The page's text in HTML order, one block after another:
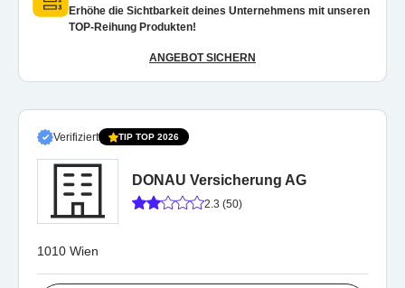
Erhöhe die Sichtbarkeit deines Unternehmens mit unseren
TOP-Reihung Produkten!
ANGEBOT SICHERN
Verifiziert TIP TOP 2026
DONAU Versicherung AG
2.3 (50)
1010 Wien